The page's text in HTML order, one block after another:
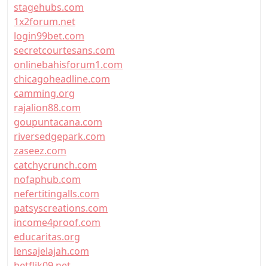
stagehubs.com
1x2forum.net
login99bet.com
secretcourtesans.com
onlinebahisforum1.com
chicagoheadline.com
camming.org
rajalion88.com
goupuntacana.com
riversedgepark.com
zaseez.com
catchycrunch.com
nofaphub.com
nefertitingalls.com
patsyscreations.com
income4proof.com
educaritas.org
lensajelajah.com